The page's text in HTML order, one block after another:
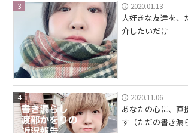
3 2020.01.13
大好きな友達を、
介したいだけ
4 2020.11.06
あなたの心に、直
す（ただの書き漏